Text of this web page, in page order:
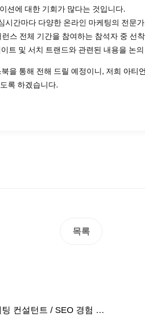
션에 대한 기회가 많다는 것입니다.
간마다 다양한 온라인 마케팅의 전문
스 전체 기간을 참여하는 참석자 중 선
트 및 서치 트랜드와 관련된 내용을 논
을 통해 전해 드릴 예정이니, 저희 아티
록 하겠습니다.
목록
(주)아티언스 채용 공고 - 해외 검색 마케팅 컨설턴트 / SEO 경험 개발자 모집